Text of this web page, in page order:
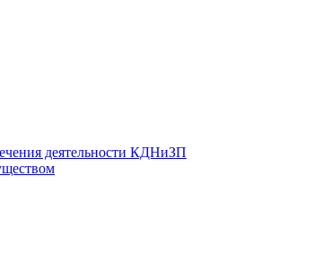
деятельности КДНиЗП